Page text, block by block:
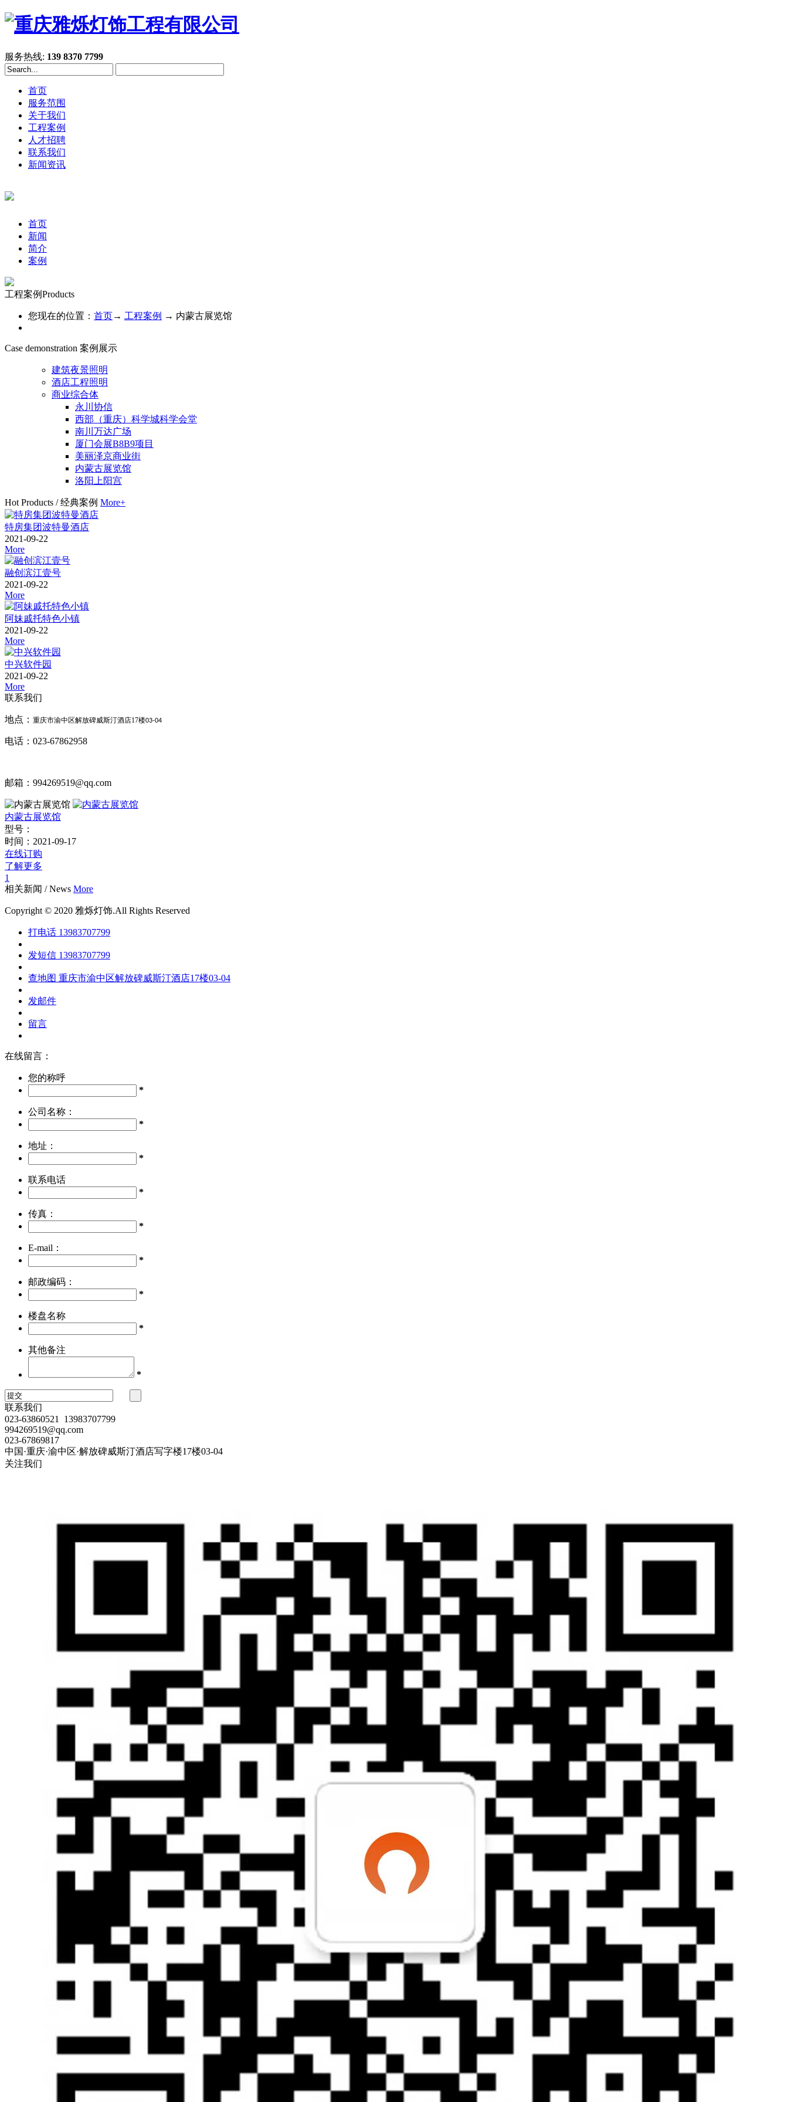
服务热线: 139 8370 7799
首页
服务范围
关于我们
工程案例
人才招聘
联系我们
新闻资讯
首页
新闻
简介
案例
工程案例Products
您现在的位置： 首页→ 工程案例 → 内蒙古展览馆
Case demonstration 案例展示
建筑夜景照明
酒店工程照明
商业综合体
永川协信
西部（重庆）科学城科学会堂
南川万达广场
厦门会展B8B9项目
美丽泽京商业街
内蒙古展览馆
洛阳上阳宫
Hot Products / 经典案例 More+
特房集团波特曼酒店
2021-09-22
More
融创滨江壹号
2021-09-22
More
阿妹戚托特色小镇
2021-09-22
More
中兴软件园
2021-09-22
More
联系我们
地点： 重庆市渝中区解放碑威斯汀酒店17楼03-04
电话：023-67862958
邮箱：994269519@qq.com
内蒙古展览馆
型号：
时间： 2021-09-17
在线订购
了解更多
1
相关新闻 / News More
Copyright © 2020 雅烁灯饰.All Rights Reserved
打电话 13983707799
发短信 13983707799
查地图 重庆市渝中区解放碑威斯汀酒店17楼03-04
发邮件
留言
在线留言：
您的称呼
*
公司名称：
*
地址：
*
联系电话
*
传真：
*
E-mail：
*
邮政编码：
*
楼盘名称
*
其他备注
*
联系我们
023-63860521 13983707799
994269519@qq.com
023-67869817
中国·重庆·渝中区·解放碑威斯汀酒店写字楼17楼03-04
关注我们